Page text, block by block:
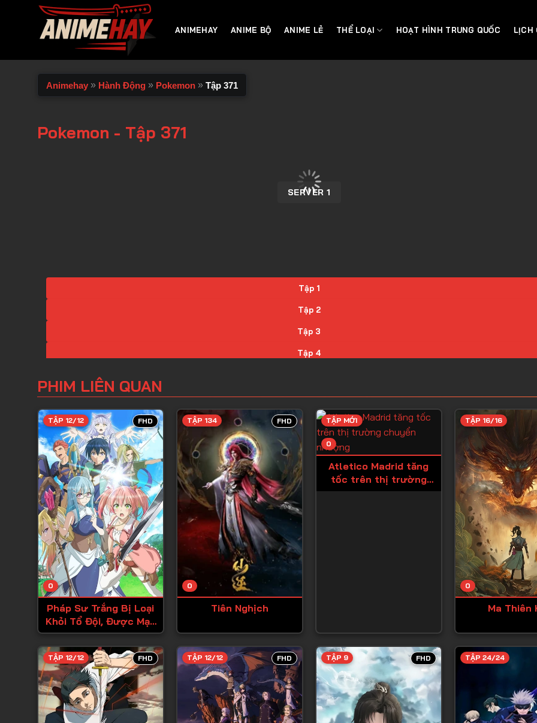
ANIMEHAY ANIME BỘ ANIME LẺ THỂ LOẠI HOẠT HÌNH TRUNG QUỐC LỊCH
Animehay » Hành Động » Pokemon » Tập 371
Pokemon - Tập 371
SERVER 1
Tập 1
Tập 2
Tập 3
Tập 4
Tập 6
Tập 7
Tập 9
Tập 10
Tập 11
Tập 12
Tập 13
Tập 17
Tập 18
Tập 19
Tập 20
Tập 21
PHIM LIÊN QUAN
FHD
0
TẬP 12/12
Pháp Sư Trắng Bị Loại
Khỏi Tổ Đội, Được Mạo
Hiểm Giả Cấp S Đón
Nhận
FHD
0
TẬP 134
Tiên Nghịch
0
TẬP MỚI
Atletico Madrid tăng
tốc trên thị trường
chuyển nhượng
0
TẬP 16/16
Ma Thiên
FHD
TẬP 12/12 FHD
TẬP 12/12 FHD
TẬP 9 TẬP 24/24